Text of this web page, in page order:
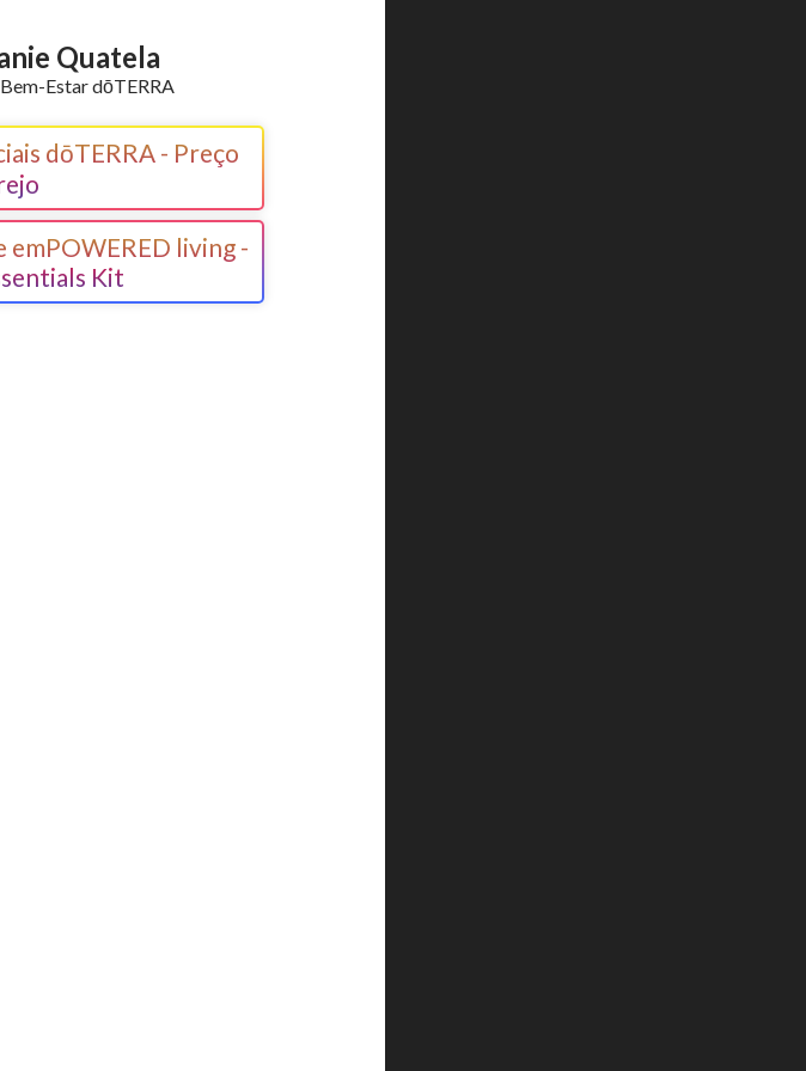
Quatela
Estar dōTERRA
dōTERRA - Preço
emPOWERED living -
Kit